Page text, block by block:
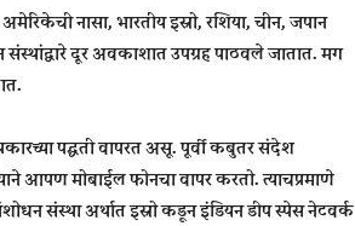
नासा, भारतीय इस्रो, रशिया, चीन, जपान
दूर अवकाशात उपग्रह पाठवले जातात. मग
पद्धती वापरत असू. पूर्वी कबुतर संदेश
आपण मोबाईल फोनचा वापर करतो. त्याचप्रमाणे
संस्था अर्थात इस्रो कडून इंडियन डीप स्पेस नेटवर्क